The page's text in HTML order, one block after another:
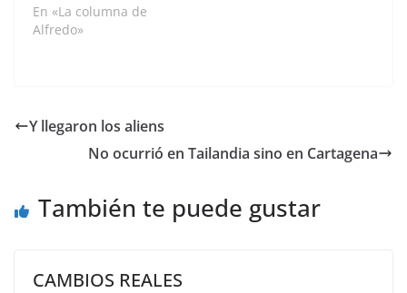
En «La columna de
Alfredo»
Y llegaron los aliens
No ocurrió en Tailandia sino en Cartagena
También te puede gustar
CAMBIOS REALES